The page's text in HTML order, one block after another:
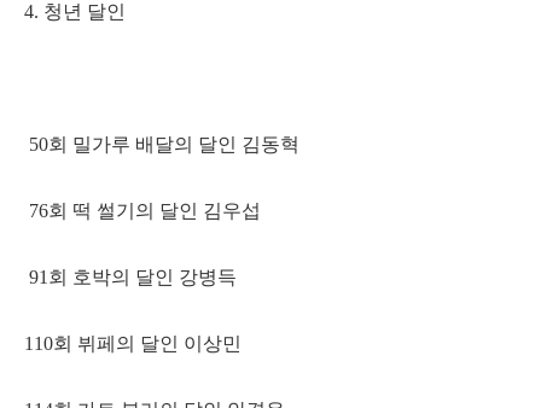
4. 청년 달인
50회 밀가루 배달의 달인 김동혁
76회 떡 썰기의 달인 김우섭
91회 호박의 달인 강병득
110회 뷔페의 달인 이상민